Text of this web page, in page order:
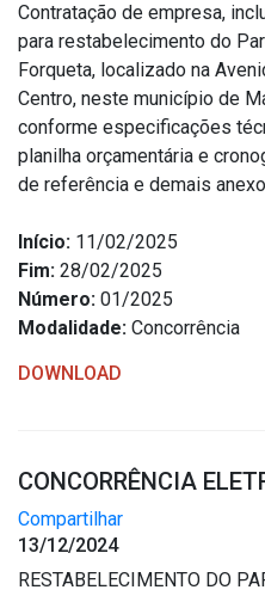
Diário Oficial (Novo)
Diário Oficial (Até 30/04)
Recursos Humanos
Processo Seletivo
Seletivo Simplificado
Instruções Normativas
Licitações
Dispensas e
Chamamentos Públicos
Transparência
Portal da Transparência
Contratação de empresa,
para restabelecimento do
Forqueta, localizado na
Centro, neste município de
conforme especificações
planilha orçamentária e
de referência e demais
Início: 11/02/2025
Fim: 28/02/2025
Número: 01/2025
Modalidade: Concorrência
DOWNLOAD
CONCORRÊNCIA
Compartilhar
13/12/2024
RESTABELECIMENTO DO